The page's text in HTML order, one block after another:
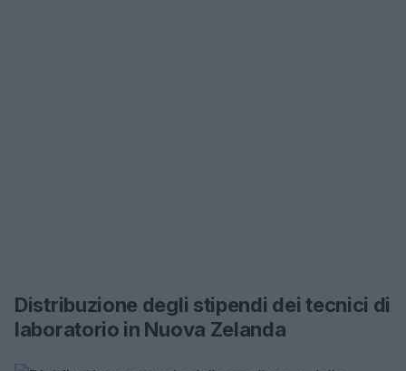
Distribuzione degli stipendi dei tecnici di
laboratorio in Nuova Zelanda